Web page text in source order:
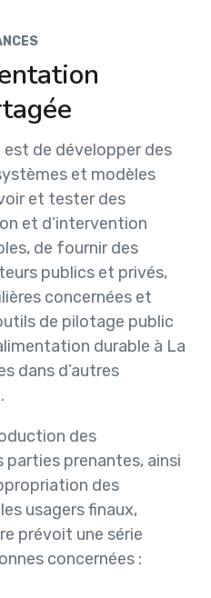
est de développer des
et modèles
et tester des
et d’intervention
de fournir des
publics et privés,
concernées et
de pilotage public
durable à La
dans d’autres
des
parties prenantes, ainsi
des
usagers finaux,
prévoit une série
concernées :